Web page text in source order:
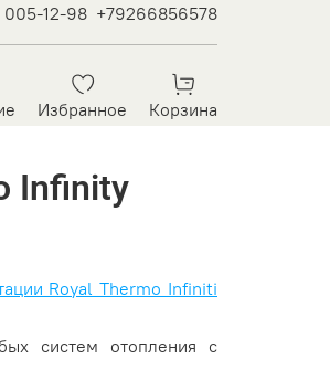
005-12-98 +79266856578
Избранное
Корзина
Infinity
Royal Thermo Infiniti
систем отопления с